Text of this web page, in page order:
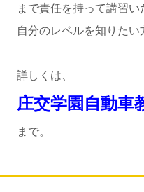
まで責任を持って講習い
自分のレベルを知りたい
詳しくは、
庄交学園自動車
まで。